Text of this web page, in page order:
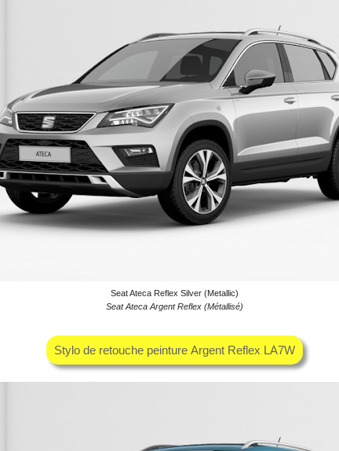
Seat Ateca Reflex Silver (Metallic)
Seat Ateca Argent Reflex (Métallisé)
Stylo de retouche peinture Argent Reflex LA7W